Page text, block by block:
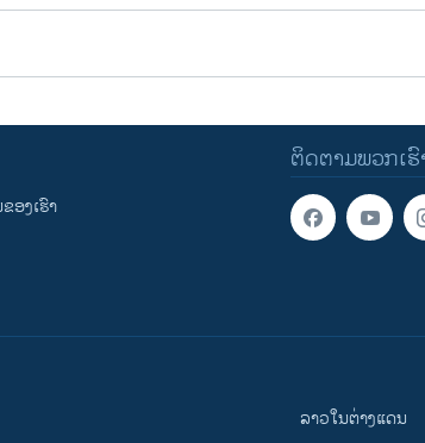
ຕິດຕາມພວກເ
ອງເຮົາ
ລາວໃນຕ່າງແດນ